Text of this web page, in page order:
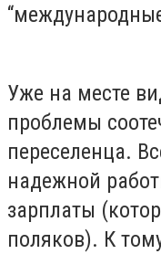
Уже на месте
проблемы
переселенца.
надежной
зарплаты
поляков). К